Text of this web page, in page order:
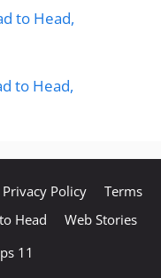
to Head,
to Head,
Privacy Policy
Terms
Head
Web Stories
11